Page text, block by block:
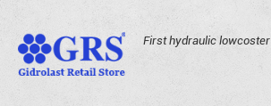
First hydraulic lowcoster